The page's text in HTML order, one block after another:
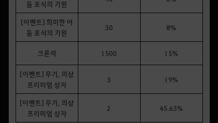
둠 포식의 기원
[이벤트] 희미한 어
둠 포식의 기원
30 8%
크론석 1500 15%
[이벤트] 무기, 의상
프리미엄 상자
3 19%
[이벤트] 무기, 의상
프리미엄 상자
2 45.63%